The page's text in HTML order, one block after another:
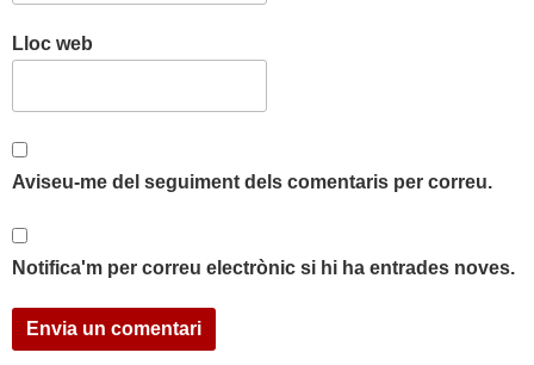
Lloc web
Aviseu-me del seguiment dels comentaris per correu.
Notifica'm per correu electrònic si hi ha entrades noves.